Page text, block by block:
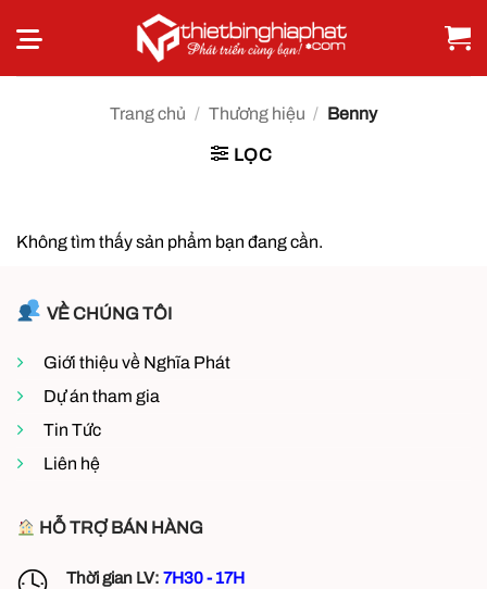
qua
Trang chủ / Thương hiệu / Benny
LỌC
Không tìm thấy sản phẩm bạn đang cần.
VỀ CHÚNG TÔI
Giới thiệu về Nghĩa Phát
Dự án tham gia
Tin Tức
Liên hệ
HỖ TRỢ BÁN HÀNG
Thời gian LV: 7H30 - 17H